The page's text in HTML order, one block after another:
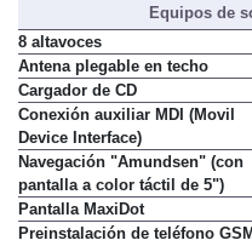
Equipos de
8 altavoces
Antena plegable en techo
Cargador de CD
Conexión auxiliar MDI (Movil
Device Interface)
Navegación "Amundsen" (con
pantalla a color táctil de 5")
Pantalla MaxiDot
Preinstalación de teléfono GSM